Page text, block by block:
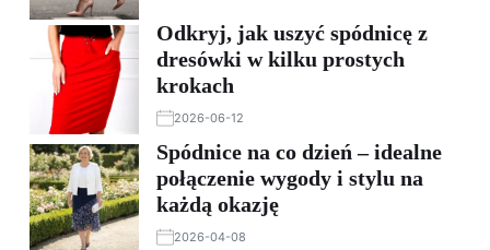
Odkryj, jak uszyć spódnicę z
dresówki w kilku prostych
krokach
2026-06-12
Spódnice na co dzień – idealne
połączenie wygody i stylu na
każdą okazję
2026-04-08